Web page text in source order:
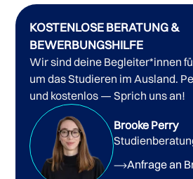
KOSTENLOSE BERATUNG &
BEWERBUNGSHILFE
Wir sind deine Begleiter*innen
um das Studieren im Ausland.
und kostenlos — Sprich uns an!
Brooke Perry
Anfrage an